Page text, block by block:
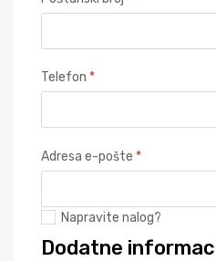
Telefon *
Adresa e-pošte *
Napravite nalog?
Dodatne